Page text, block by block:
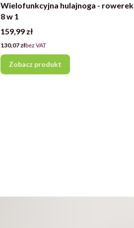
Wielofunkcyjna hulajnoga - rowerek
8 w 1
Cena
159,99 zł
Cena
130,07 złbez VAT
Zobacz produkt